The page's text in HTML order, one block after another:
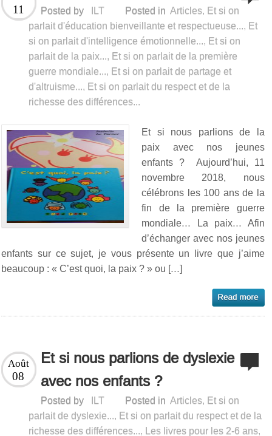
11 Posted by ILT Posted in Articles, Et si on
parlait d'éducation bienveillante et respectueuse..., Et
si on parlait d'intelligence émotionnelle..., Et si on
parlait de la paix..., Et si on parlait de la première
guerre mondiale..., Et si on parlait de partage et
d'altruisme..., Et si on parlait du respect et de la
richesse des différences...
Et si nous parlions de la
paix avec nos jeunes
enfants ? Aujourd’hui, 11
novembre 2018, nous
célébrons les 100 ans de la
fin de la première guerre
mondiale… La paix… Afin
d’échanger avec nos jeunes
enfants sur ce sujet, je vous présente un livre que j’aime
beaucoup : « C’est quoi, la paix ? » ou […]
Et si nous parlions de dyslexie
avec nos enfants ?
Août
08
Posted by ILT Posted in Articles, Et si on
parlait de dyslexie..., Et si on parlait du respect et de la
richesse des différences..., Les livres pour les 2-6 ans,